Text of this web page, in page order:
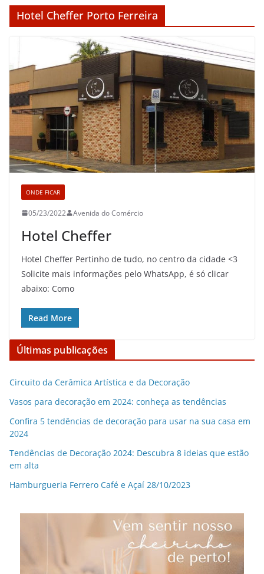
Hotel Cheffer Porto Ferreira
ONDE FICAR
05/23/2022 Avenida do Comércio
Hotel Cheffer
Hotel Cheffer Pertinho de tudo, no centro da cidade <3
Solicite mais informações pelo WhatsApp, é só clicar
abaixo: Como
Read More
Últimas publicações
Circuito da Cerâmica Artística e da Decoração
Vasos para decoração em 2024: conheça as tendências
Confira 5 tendências de decoração para usar na sua casa em
2024
Tendências de Decoração 2024: Descubra 8 ideias que estão
em alta
Hamburgueria Ferrero Café e Açaí 28/10/2023